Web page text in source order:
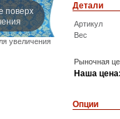
поверх
увеличения
Детали
Артикул
Вес
Рыночная
Наша цена:
Опции